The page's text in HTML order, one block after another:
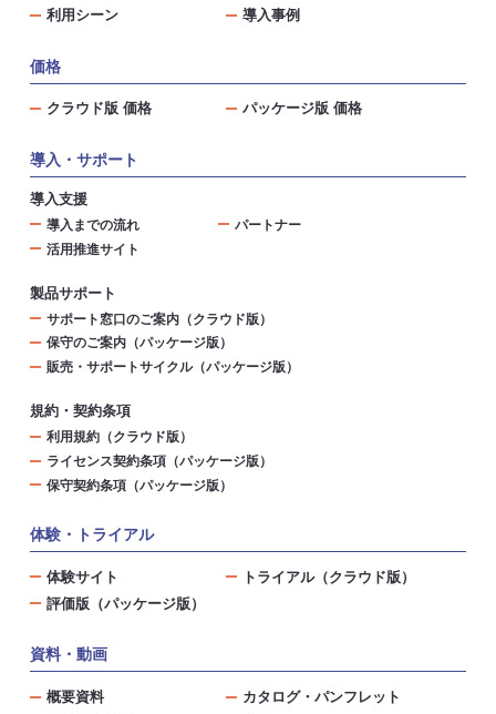
利用シーン 導入事例
価格
クラウド版 価格 パッケージ版 価格
導入・サポート
導入支援
導入までの流れ
パートナー
活用推進サイト
製品サポート
サポート窓口のご案内（クラウド版）
保守のご案内（パッケージ版）
販売・サポートサイクル（パッケージ版）
規約・契約条項
利用規約（クラウド版）
ライセンス契約条項（パッケージ版）
保守契約条項（パッケージ版）
体験・トライアル
体験サイト
トライアル（クラウド版）
評価版（パッケージ版）
資料・動画
概要資料
カタログ・パンフレット